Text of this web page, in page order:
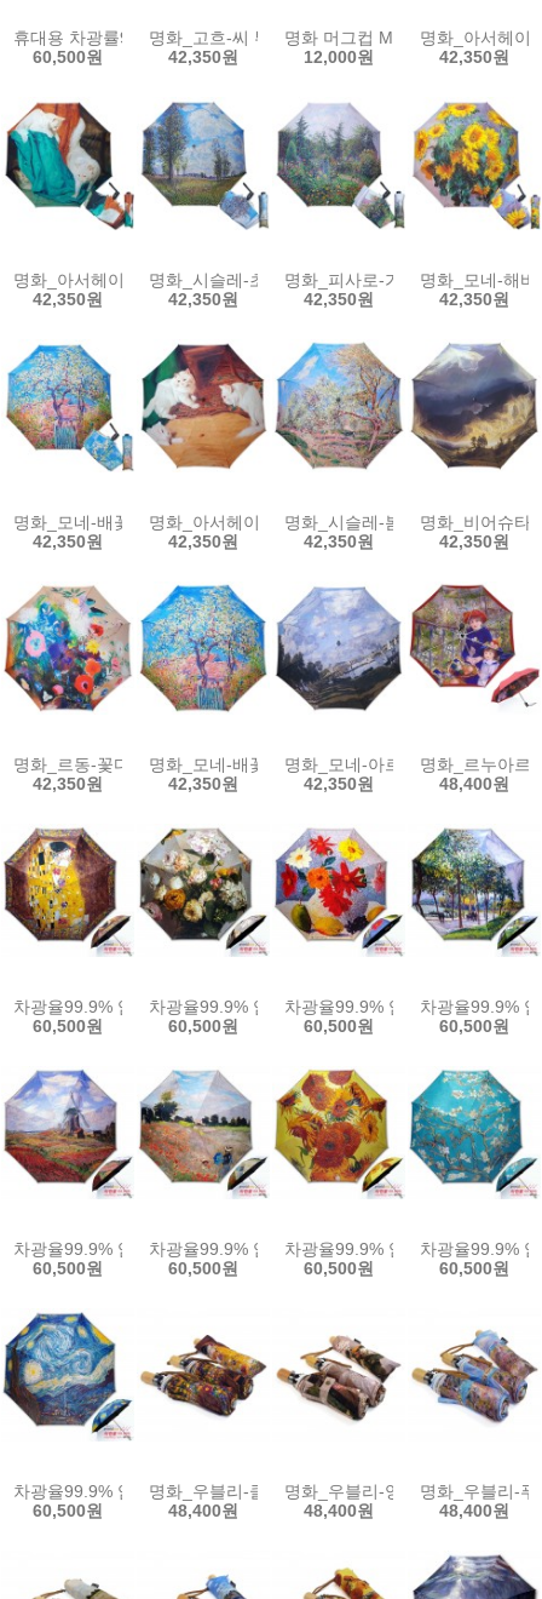
휴대용 차광률99.9%암막명화우양산_모네 국화 화병
60,500원
명화_고흐-씨 뿌리는 사람(W)자동우산
42,350원
명화 머그컵 MUG 고흐_고흐의
12,000원
명화_아서헤이
42,350원
명화_아서헤이어_놀이하는고양이_3단자동우산
42,350원
명화_시슬레-초원 3단자동우산
42,350원
명화_피사로-가든_3단자동우산
42,350원
명화_모네-해
42,350원
명화_모네-배꽃나무_3단자동우산
42,350원
명화_아서헤이어_고양이들의 대화(W)자동우산
42,350원
명화_시슬레-봄(W)자동우산
42,350원
명화_비어슈타
42,350원
명화_르동-꽃다발(W)자동우산
42,350원
명화_모네-배꽃나무(W)자동우산
42,350원
명화_모네-아르장퇴유의 연못(W)
42,350원
명화_르누아르
48,400원
차광율99.9% 암막명화양산_클림트-키스
60,500원
차광율99.9% 암막명화양산_앙리-수국화
60,500원
차광율99.9% 암막명화양산_아쉴
60,500원
차광율99.9%
60,500원
차광율99.9% 암막명화양산_모네-네덜란드의 튤립과 풍차
60,500원
차광율99.9% 암막명화양산_모네 양귀비들판
60,500원
차광율99.9% 암막명화양산-고흐
60,500원
차광율99.9%
60,500원
차광율99.9% 암막명화양산-고흐 별이 빛나는 밤
60,500원
명화_우블리-클림트 키스 우산양산겸용 3단자동우
48,400원
명화_우블리-앙리 수국화 우산양
48,400원
명화_우블리-
48,400원